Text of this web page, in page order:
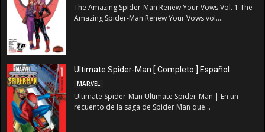
The Amazing Spider-Man Renew Your Vows Vol. 1 The
Amazing Spider-Man Renew Your Vows vol....
Ultimate Spider-Man [ Completo ] Español
MARVEL
Ultimate Spider-Man Ultimate Spider-Man | En un
recuento de la saga de Spider Man que...